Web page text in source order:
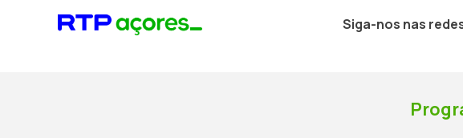
Siga-nos nas